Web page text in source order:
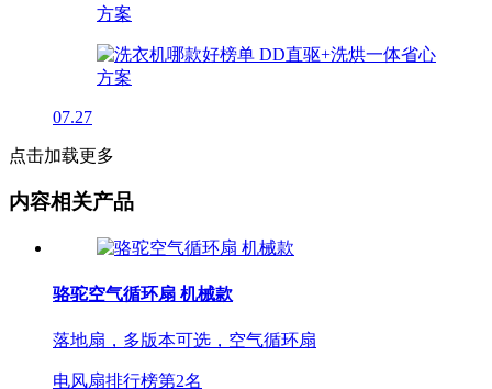
07.27
点击加载更多
内容相关产品
骆驼空气循环扇 机械款
落地扇，多版本可选，空气循环扇
电风扇排行榜第2名